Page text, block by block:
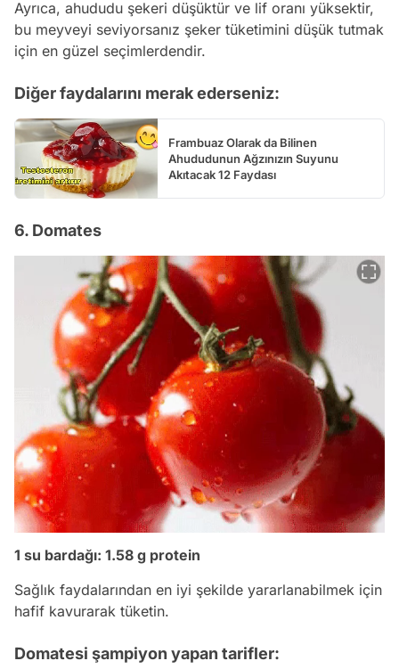
Ayrıca, ahududu şekeri düşüktür ve lif oranı yüksektir,
bu meyveyi seviyorsanız şeker tüketimini düşük tutmak
için en güzel seçimlerdendir.
Diğer faydalarını merak ederseniz:
Frambuaz Olarak da Bilinen
Ahududunun Ağzınızın Suyunu
Akıtacak 12 Faydası
6. Domates
1 su bardağı: 1.58 g protein
Sağlık faydalarından en iyi şekilde yararlanabilmek için
hafif kavurarak tüketin.
Domatesi şampiyon yapan tarifler: